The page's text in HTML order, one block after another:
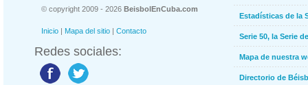
© copyright 2009 - 2026 BeisbolEnCuba.com
Inicio | Mapa del sitio | Contacto
Redes sociales:
Estadísticas de la
Serie 50, la Serie
Mapa de nuestra
Directorio de